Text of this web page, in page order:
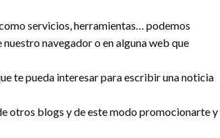
servicios, herramientas… podemos
navegador o en alguna web que
te pueda interesar para escribir una noticia
otros blogs y de este modo promocionarte y